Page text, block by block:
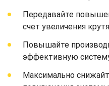
Передавайте
счет увеличения
Повышайте
эффективную
Максимально